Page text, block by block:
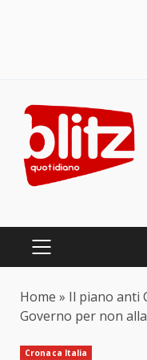
content
PRIMARY
Home » Il piano anti
Governo per non
Cronaca Italia